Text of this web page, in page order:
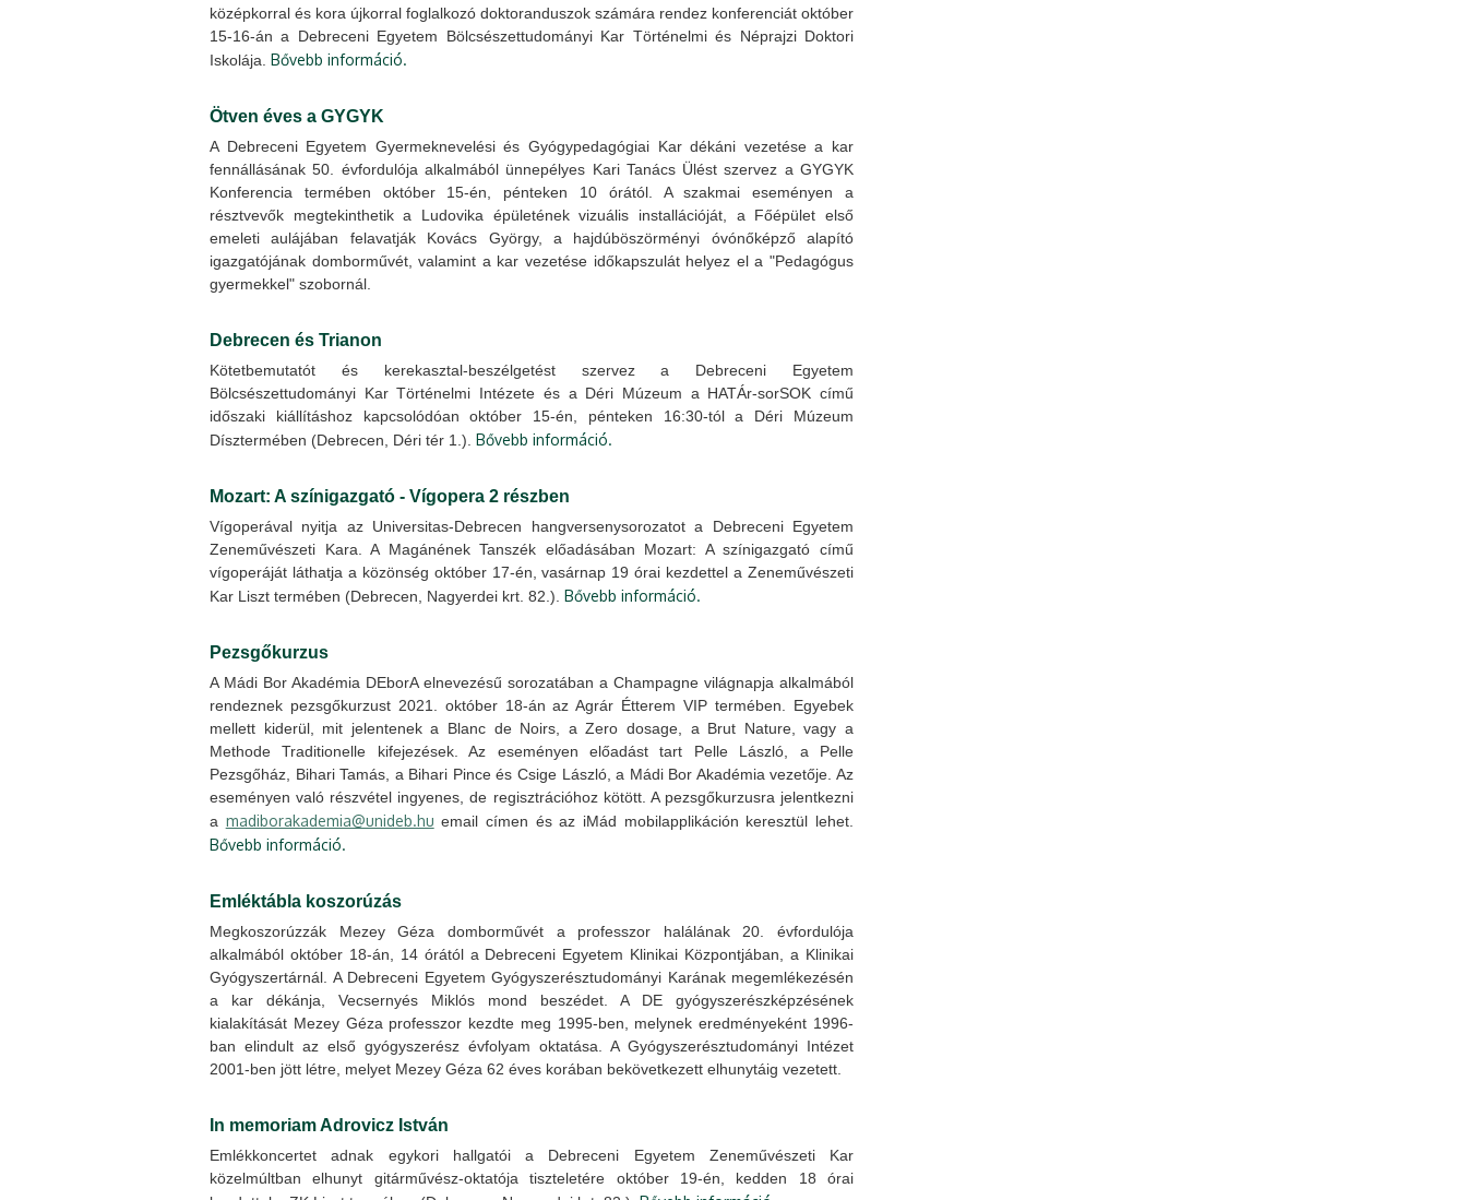
középkorral és kora újkorral foglalkozó doktoranduszok számára rendez konferenciát október
15-16-án a Debreceni Egyetem Bölcsészettudományi Kar Történelmi és Néprajzi Doktori
Iskolája. Bővebb információ.
Ötven éves a GYGYK
A Debreceni Egyetem Gyermeknevelési és Gyógypedagógiai Kar dékáni vezetése a kar
fennállásának 50. évfordulója alkalmából ünnepélyes Kari Tanács Ülést szervez a GYGYK
Konferencia termében október 15-én, pénteken 10 órától. A szakmai eseményen a
résztvevők megtekinthetik a Ludovika épületének vizuális installációját, a Főépület első
emeleti aulájában felavatják Kovács György, a hajdúböszörményi óvónőképző alapító
igazgatójának domborművét, valamint a kar vezetése időkapszulát helyez el a "Pedagógus
gyermekkel" szobornál.
Debrecen és Trianon
Kötetbemutatót és kerekasztal-beszélgetést szervez a Debreceni Egyetem
Bölcsészettudományi Kar Történelmi Intézete és a Déri Múzeum a HATÁr-sorSOK című
időszaki kiállításhoz kapcsolódóan október 15-én, pénteken 16:30-tól a Déri Múzeum
Dísztermében (Debrecen, Déri tér 1.). Bővebb információ.
Mozart: A színigazgató - Vígopera 2 részben
Vígoperával nyitja az Universitas-Debrecen hangversenysorozatot a Debreceni Egyetem
Zeneművészeti Kara. A Magánének Tanszék előadásában Mozart: A színigazgató című
vígoperáját láthatja a közönség október 17-én, vasárnap 19 órai kezdettel a Zeneművészeti
Kar Liszt termében (Debrecen, Nagyerdei krt. 82.). Bővebb információ.
Pezsgőkurzus
A Mádi Bor Akadémia DEborA elnevezésű sorozatában a Champagne világnapja alkalmából
rendeznek pezsgőkurzust 2021. október 18-án az Agrár Étterem VIP termében. Egyebek
mellett kiderül, mit jelentenek a Blanc de Noirs, a Zero dosage, a Brut Nature, vagy a
Methode Traditionelle kifejezések. Az eseményen előadást tart Pelle László, a Pelle
Pezsgőház, Bihari Tamás, a Bihari Pince és Csige László, a Mádi Bor Akadémia vezetője. Az
eseményen való részvétel ingyenes, de regisztrációhoz kötött. A pezsgőkurzusra jelentkezni
a madiborakademia@unideb.hu email címen és az iMád mobilapplikáción keresztül lehet.
Bővebb információ.
Emléktábla koszorúzás
Megkoszorúzzák Mezey Géza domborművét a professzor halálának 20. évfordulója
alkalmából október 18-án, 14 órától a Debreceni Egyetem Klinikai Központjában, a Klinikai
Gyógyszertárnál. A Debreceni Egyetem Gyógyszerésztudományi Karának megemlékezésén
a kar dékánja, Vecsernyés Miklós mond beszédet. A DE gyógyszerészképzésének
kialakítását Mezey Géza professzor kezdte meg 1995-ben, melynek eredményeként 1996-
ban elindult az első gyógyszerész évfolyam oktatása. A Gyógyszerésztudományi Intézet
2001-ben jött létre, melyet Mezey Géza 62 éves korában bekövetkezett elhunytáig vezetett.
In memoriam Adrovicz István
Emlékkoncertet adnak egykori hallgatói a Debreceni Egyetem Zeneművészeti Kar
közelmúltban elhunyt gitárművész-oktatója tiszteletére október 19-én, kedden 18 órai